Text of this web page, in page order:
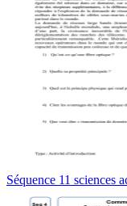
Séquence 11 sciences